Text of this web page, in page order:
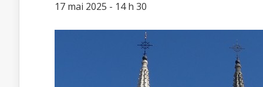
17 mai 2025 - 14 h 30